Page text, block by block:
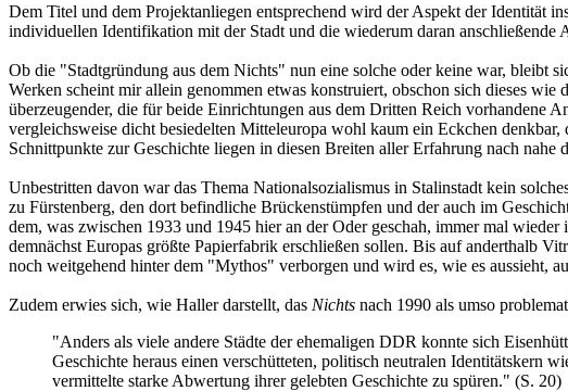
Dem Titel und dem Projektanliegen entsprechend wird der Aspekt der Identität
individuellen Identifikation mit der Stadt und die wiederum daran anschließende
Ob die "Stadtgründung aus dem Nichts" nun eine solche oder keine war, bleibt
Werken scheint mir allein genommen etwas konstruiert, obschon sich dieses
überzeugender, die für beide Einrichtungen aus dem Dritten Reich vorhandene
vergleichsweise dicht besiedelten Mitteleuropa wohl kaum ein Eckchen
Schnittpunkte zur Geschichte liegen in diesen Breiten aller Erfahrung nach nahe
Unbestritten davon war das Thema Nationalsozialismus in Stalinstadt kein
zu Fürstenberg, den dort befindliche Brückenstümpfen und der auch im
dem, was zwischen 1933 und 1945 hier an der Oder geschah, immer mal
demnächst Europas größte Papierfabrik erschließen sollen. Bis auf anderthalb
noch weitgehend hinter dem "Mythos" verborgen und wird es, wie es aussieht,
Zudem erwies sich, wie Haller darstellt, das Nichts nach 1990 als umso
"Anders als viele andere Städte der ehemaligen DDR konnte sich
Geschichte heraus einen verschütteten, politisch neutralen Identitätskern
vermittelte starke Abwertung ihrer gelebten Geschichte zu spüren." (S. 20)